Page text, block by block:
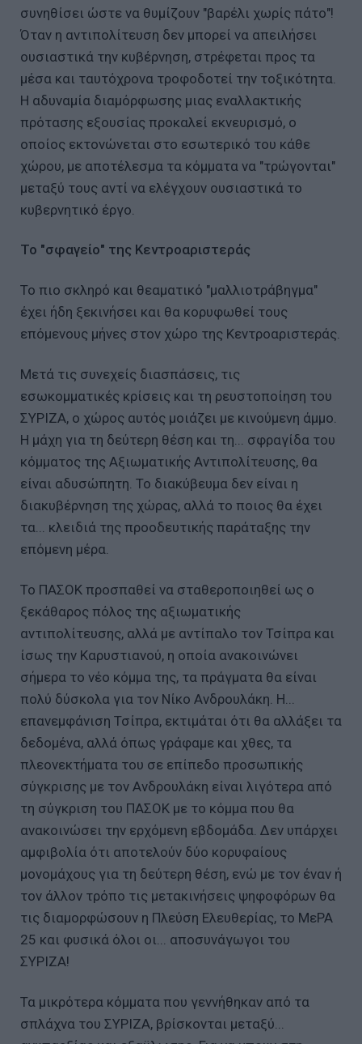
συνηθίσει ώστε να θυμίζουν "βαρέλι χωρίς πάτο"!
Όταν η αντιπολίτευση δεν μπορεί να απειλήσει
ουσιαστικά την κυβέρνηση, στρέφεται προς τα
μέσα και ταυτόχρονα τροφοδοτεί την τοξικότητα.
Η αδυναμία διαμόρφωσης μιας εναλλακτικής
πρότασης εξουσίας προκαλεί εκνευρισμό, ο
οποίος εκτονώνεται στο εσωτερικό του κάθε
χώρου, με αποτέλεσμα τα κόμματα να "τρώγονται"
μεταξύ τους αντί να ελέγχουν ουσιαστικά το
κυβερνητικό έργο.
Το "σφαγείο" της Κεντροαριστεράς
Το πιο σκληρό και θεαματικό "μαλλιοτράβηγμα"
έχει ήδη ξεκινήσει και θα κορυφωθεί τους
επόμενους μήνες στον χώρο της Κεντροαριστεράς.
Μετά τις συνεχείς διασπάσεις, τις
εσωκομματικές κρίσεις και τη ρευστοποίηση του
ΣΥΡΙΖΑ, ο χώρος αυτός μοιάζει με κινούμενη άμμο.
Η μάχη για τη δεύτερη θέση και τη... σφραγίδα του
κόμματος της Αξιωματικής Αντιπολίτευσης, θα
είναι αδυσώπητη. Το διακύβευμα δεν είναι η
διακυβέρνηση της χώρας, αλλά το ποιος θα έχει
τα... κλειδιά της προοδευτικής παράταξης την
επόμενη μέρα.
Το ΠΑΣΟΚ προσπαθεί να σταθεροποιηθεί ως ο
ξεκάθαρος πόλος της αξιωματικής
αντιπολίτευσης, αλλά με αντίπαλο τον Τσίπρα και
ίσως την Καρυστιανού, η οποία ανακοινώνει
σήμερα το νέο κόμμα της, τα πράγματα θα είναι
πολύ δύσκολα για τον Νίκο Ανδρουλάκη. Η...
επανεμφάνιση Τσίπρα, εκτιμάται ότι θα αλλάξει τα
δεδομένα, αλλά όπως γράφαμε και χθες, τα
πλεονεκτήματα του σε επίπεδο προσωπικής
σύγκρισης με τον Ανδρουλάκη είναι λιγότερα από
τη σύγκριση του ΠΑΣΟΚ με το κόμμα που θα
ανακοινώσει την ερχόμενη εβδομάδα. Δεν υπάρχει
αμφιβολία ότι αποτελούν δύο κορυφαίους
μονομάχους για τη δεύτερη θέση, ενώ με τον έναν ή
τον άλλον τρόπο τις μετακινήσεις ψηφοφόρων θα
τις διαμορφώσουν η Πλεύση Ελευθερίας, το ΜεΡΑ
25 και φυσικά όλοι οι... αποσυνάγωγοι του
ΣΥΡΙΖΑ!
Τα μικρότερα κόμματα που γεννήθηκαν από τα
σπλάχνα του ΣΥΡΙΖΑ, βρίσκονται μεταξύ...